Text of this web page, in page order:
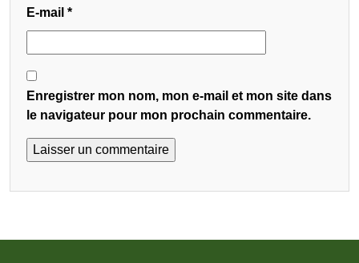
E-mail *
Enregistrer mon nom, mon e-mail et mon site dans
le navigateur pour mon prochain commentaire.